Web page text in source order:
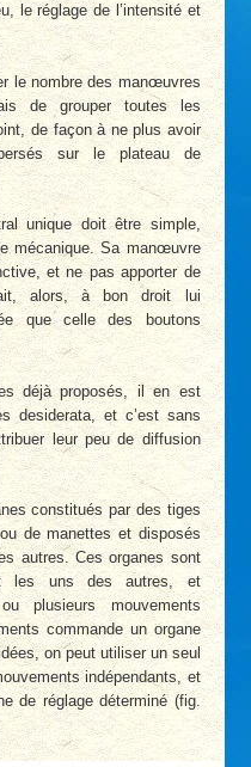
le réglage de l’intensité et
le nombre des manœuvres
de grouper toutes les
de façon à ne plus avoir
sur le plateau de
unique doit être simple,
mécanique. Sa manœuvre
et ne pas apporter de
alors, à bon droit lui
que celle des boutons
déjà proposés, il en est
desiderata, et c’est sans
leur peu de diffusion
constitués par des tiges
de manettes et disposés
autres. Ces organes sont
les uns des autres, et
plusieurs mouvements
commande un organe
on peut utiliser un seul
indépendants, et
de réglage déterminé (fig.